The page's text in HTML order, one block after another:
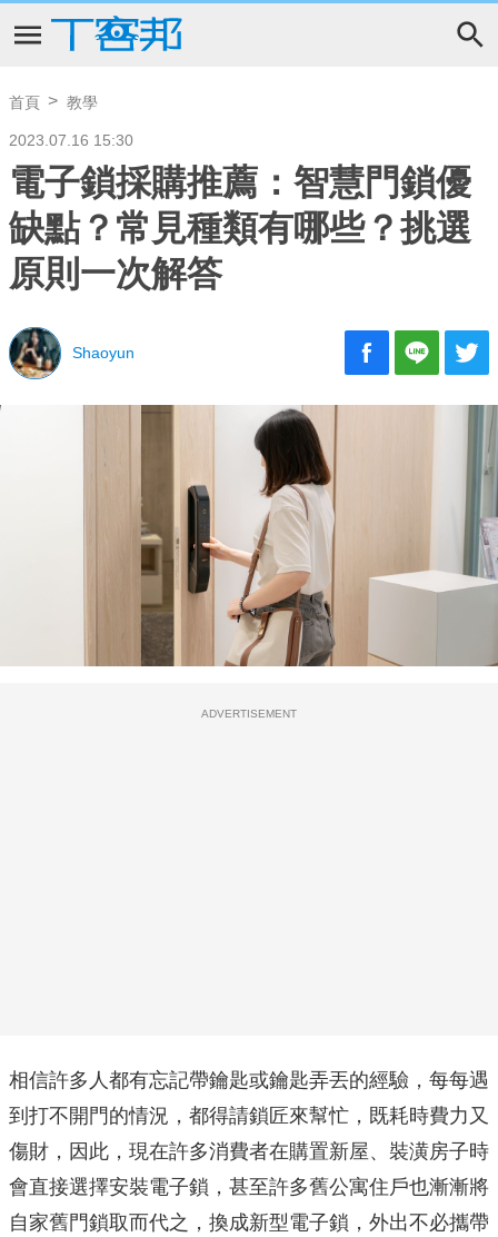
首頁 教學
2023.07.16 15:30
電子鎖採購推薦：智慧門鎖優
缺點？常見種類有哪些？挑選
原則一次解答
Shaoyun
ADVERTISEMENT
相信許多人都有忘記帶鑰匙或鑰匙弄丟的經驗，每每遇
到打不開門的情況，都得請鎖匠來幫忙，既耗時費力又
傷財，因此，現在許多消費者在購置新屋、裝潢房子時
會直接選擇安裝電子鎖，甚至許多舊公寓住戶也漸漸將
自家舊門鎖取而代之，換成新型電子鎖，外出不必攜帶